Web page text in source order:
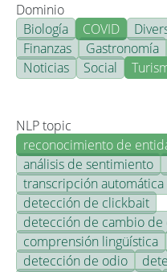
Dominio
Biología
COVID
Finanzas
Gastronomía
Noticias
Social
NLP topic
reconocimiento de
análisis de sentimiento
transcripción automática
detección de clickbait
detección de cambio de
comprensión lingüística
detección de odio